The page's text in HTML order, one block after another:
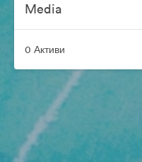
Media
0 Активи